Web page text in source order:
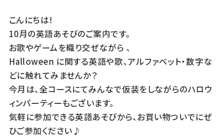
こんにちは！
10月の英語あそびのご案内です。
お歌やゲームを織り交ぜながら 、
Halloween に関する英語や歌、アルファベット・数字な
どに触れてみませんか？
今月は、全コースにてみんなで仮装をしながらのハロウ
ィンパーティーもございます。
気軽に参加できる英語あそびから、お買い物ついでにぜ
ひご参加ください♪